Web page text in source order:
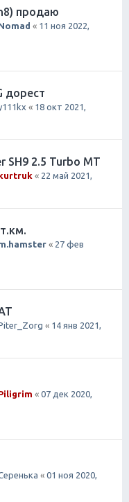
продаю
« 11 ноя 2022,
дорест
« 18 окт 2021,
SH9 2.5 Turbo MT
« 22 май 2021,
« 27 фев
« 14 янв 2021,
« 07 дек 2020,
« 01 ноя 2020,